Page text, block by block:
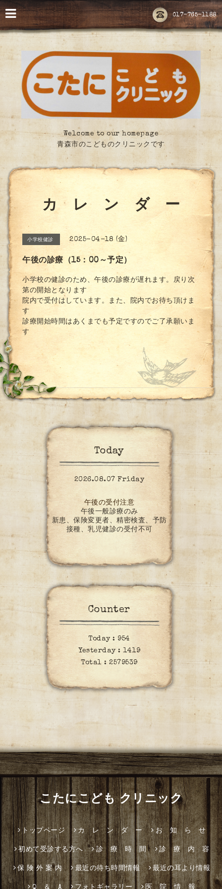
017-765-1188
Welcome to our homepage
青森市のこどものクリニックです
カ レ ン ダ ー
小学校健診 2025-04-18 (金)
午後の診療（15：00～予定）
小学校の健診のため、午後の診療が遅れます。戻り次
第の開始となります
院内で受付はしています。また、院内でお待ち頂けま
す
診療開始時間はあくまでも予定ですのでご了承願いま
す
Today
2026.08.07 Friday
午後の受付注意
午後一般診療のみ
新患、保険変更者、精密検査、予防
接種、乳児健診の受付不可
Counter
Today : 954
Yesterday : 1419
Total :2579539
こたにこども クリニック
トップページ カ レ ン ダ ー お 知 ら せ
初めて受診する方へ 診 療 時 間 診 療 内 容
保 険 外 案 内 最近の待ち時間情報 最近の耳より情報
Q ＆ A フォトギャラリー 医 院 情 報